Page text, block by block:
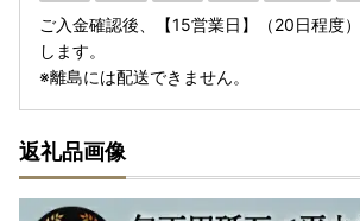
ご入金確認後、【15営業日】（20日程度
します。
※離島には配送できません。
返礼品画像